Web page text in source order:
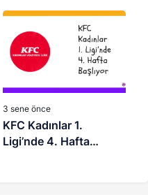
Sponsoru Oldu
3 sene önce
KFC Kadınlar 1.
Ligi’nde 4. Hafta